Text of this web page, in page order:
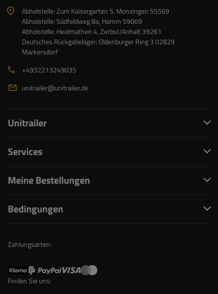
Abholstelle: Zum Kaisergarten 5, Monzingen 55569
Abholstelle: Südfeldweg 8a, Hamm 59069
Abholstelle: Heidmathen 4, Zerbst/Anhalt 39261
Deutsches Rückgabelager: Oldenburger Ring 3 02829
Markersdorf
+4932213249035
unitrailer@unitrailer.de
Unitrailer
Services
Meine Bestellungen
Bedingungen
Zahlungsarten:
Finden Sie uns: